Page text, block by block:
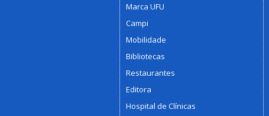
Marca UFU
Campi
Mobilidade
Bibliotecas
Restaurantes
Editora
Hospital de Clínicas